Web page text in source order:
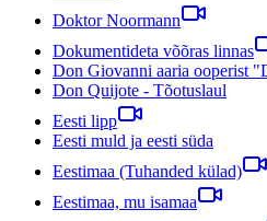
Doktor Noormann
Dokumentideta võõras linnas
Don Giovanni aaria ooperist
Don Quijote - Tõotuslaul
Eesti lipp
Eesti muld ja eesti süda
Eestimaa (Tuhanded külad)
Eestimaa, mu isamaa